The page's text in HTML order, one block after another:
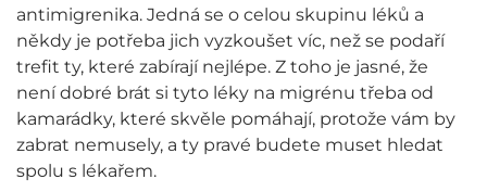
antimigrenika. Jedná se o celou skupinu léků a
někdy je potřeba jich vyzkoušet víc, než se podaří
trefit ty, které zabírají nejlépe. Z toho je jasné, že
není dobré brát si tyto léky na migrénu třeba od
kamarádky, které skvěle pomáhají, protože vám by
zabrat nemusely, a ty pravé budete muset hledat
spolu s lékařem.